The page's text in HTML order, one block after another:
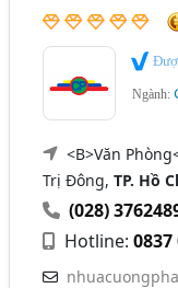
Ngành:
<B>Văn
Trị Đông,TP. Hồ
(028)
Hotline:0837